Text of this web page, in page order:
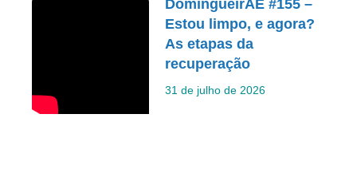
DomingueirAE #155 –
Estou limpo, e agora?
As etapas da
recuperação
31 de julho de 2026